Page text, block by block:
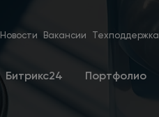
Новости Вакансии Техподдержка
Битрикс24 Портфолио